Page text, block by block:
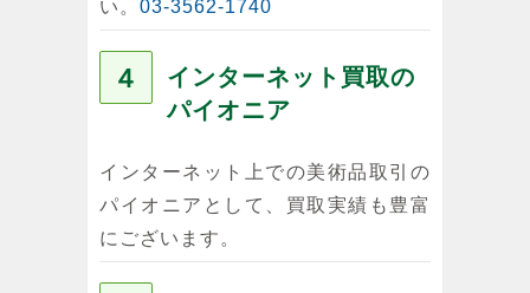
い。 03-3562-1740
４
インターネット買取の
パイオニア
インターネット上での美術品取引の
パイオニアとして、買取実績も豊富
にございます。